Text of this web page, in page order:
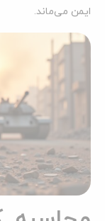
ایمن می‌ماند.